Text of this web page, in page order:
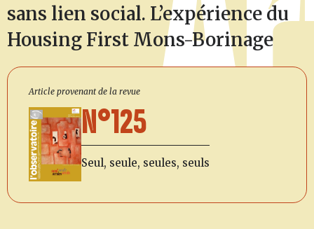
sans lien social. L’expérience du
Housing First Mons-Borinage
Article provenant de la revue
N°125
Seul, seule, seules, seuls